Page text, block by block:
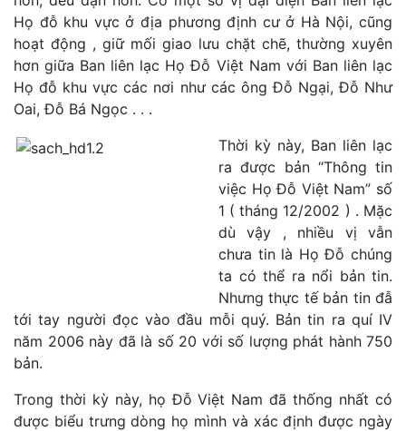
Họ đỗ khu vực ở địa phương định cư ở Hà Nội, cũng
hoạt động , giữ mối giao lưu chặt chẽ, thường xuyên
hơn giữa Ban liên lạc Họ Đỗ Việt Nam với Ban liên lạc
Họ đỗ khu vực các nơi như các ông Đỗ Ngại, Đỗ Như
Oai, Đỗ Bá Ngọc . . .
Thời kỳ này, Ban liên lạc
ra được bản “Thông tin
việc Họ Đỗ Việt Nam” số
1 ( tháng 12/2002 ) . Mặc
dù vậy , nhiều vị vẫn
chưa tin là Họ Đỗ chúng
ta có thể ra nổi bản tin.
Nhưng thực tế bản tin đẫ
tới tay người đọc vào đầu mỗi quý. Bản tin ra quí IV
năm 2006 này đã là số 20 với số lượng phát hành 750
bản.
Trong thời kỳ này, họ Đỗ Việt Nam đã thống nhất có
được biểu trưng dòng họ mình và xác định được ngày